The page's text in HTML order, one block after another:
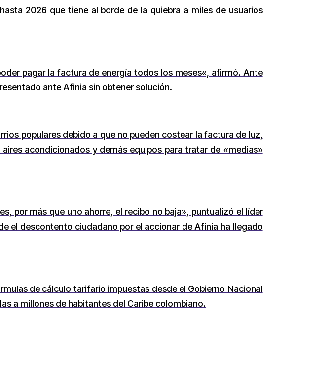
2026 que tiene al borde de la quiebra a miles de usuarios
pagar la factura de energía todos los meses«, afirmó. Ante
ante Afinia sin obtener solución.
populares debido a que no pueden costear la factura de luz,
acondicionados y demás equipos para tratar de «medias»
por más que uno ahorre, el recibo no baja», puntualizó el líder
el descontento ciudadano por el accionar de Afinia ha llegado
de cálculo tarifario impuestas desde el Gobierno Nacional
a millones de habitantes del Caribe colombiano.